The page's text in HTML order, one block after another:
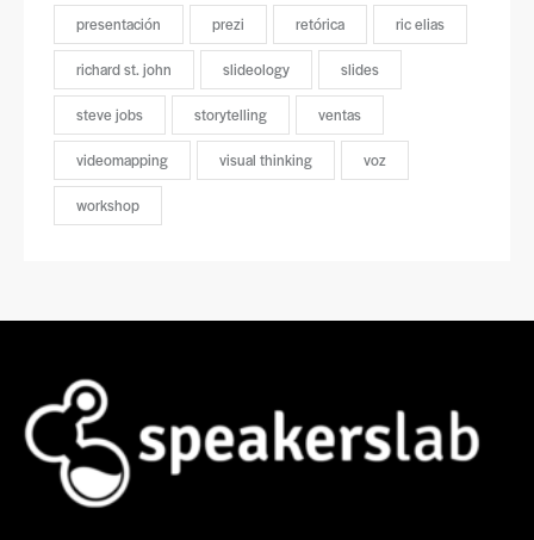
presentación prezi retórica ric elias
richard st. john slideology slides
steve jobs storytelling ventas
videomapping visual thinking voz
workshop